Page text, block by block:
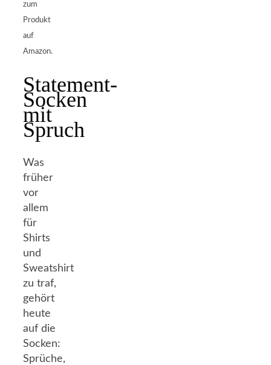
zum
Produkt
auf
Amazon.
Statement-
Socken
mit
Spruch
Was
früher
vor
allem
für
Shirts
und
Sweatshirt
zu traf,
gehört
heute
auf die
Socken:
Sprüche,